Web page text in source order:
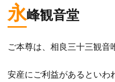
永峰観音堂
ご本尊は、相良三十三観音
安産にご利益があるといわ